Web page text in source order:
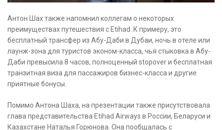
Антон Шах также напомнил коллегам о некоторых
преимуществах путешествия с Etihad. К примеру, это
бесплатный трансфер из Абу-Даби в Дубаи, ночь в отеле или
лаунж-зона для туристов эконом-класса, чья стыковка в Абу-
Даби превысила 8 часов, полноценный stopover и бесплатная
транзитная виза для пассажиров бизнес-класса и другие
приятные бонусы.
Помимо Антона Шаха, на презентации также присутствовала
глава представительства Etihad Airways в России, Беларуси и
Казахстане Наталья Горюнова. Она пообщалась с